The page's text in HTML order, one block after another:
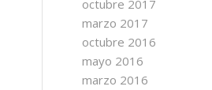
octubre 2017
marzo 2017
octubre 2016
mayo 2016
marzo 2016